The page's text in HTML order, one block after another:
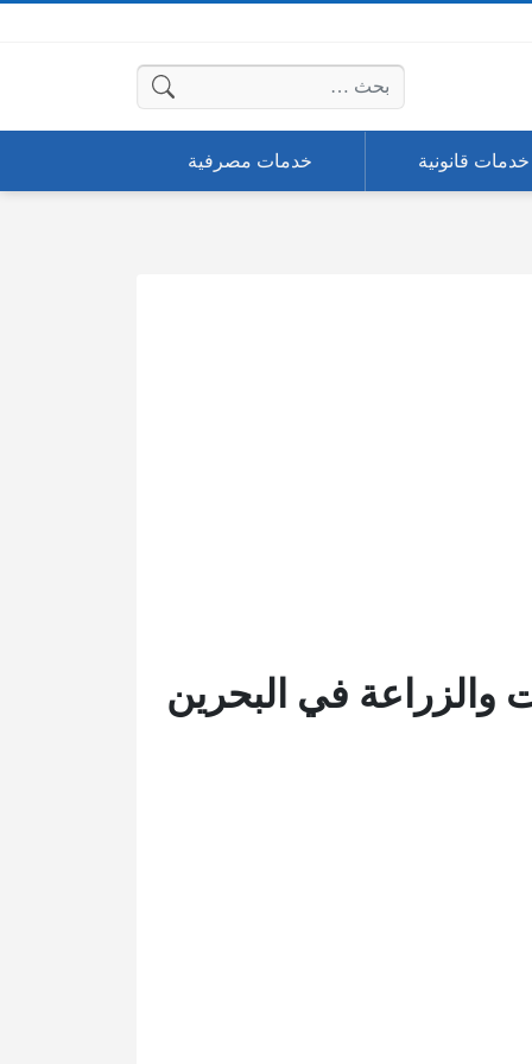
البحث عن:
خدمات قانونية خدمات مصرفية
في البحرين